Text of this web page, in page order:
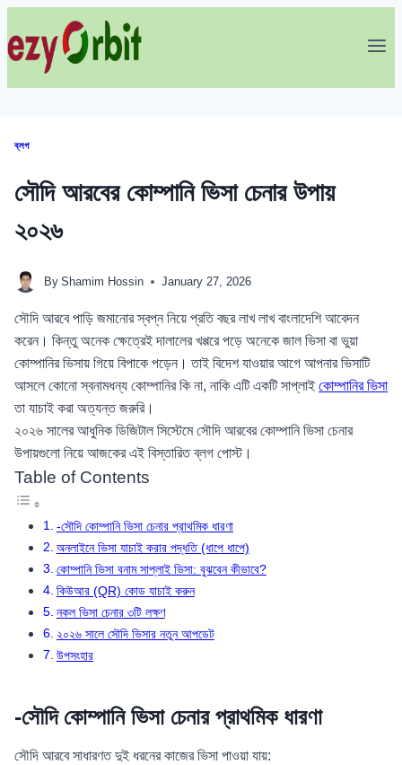
to
content
ব্লগ
সৌদি আরবের কোম্পানি ভিসা চেনার উপায়
২০২৬
By Shamim Hossin January 27, 2026
সৌদি আরবে পাড়ি জমানোর স্বপ্ন নিয়ে প্রতি বছর লাখ লাখ বাংলাদেশি আবেদন
করেন। কিন্তু অনেক ক্ষেত্রেই দালালের খপ্পরে পড়ে অনেকে জাল ভিসা বা ভুয়া
কোম্পানির ভিসায় গিয়ে বিপাকে পড়েন। তাই বিদেশ যাওয়ার আগে আপনার ভিসাটি
আসলে কোনো স্বনামধন্য কোম্পানির কি না, নাকি এটি একটি সাপ্লাই কোম্পানির ভিসা
তা যাচাই করা অত্যন্ত জরুরি।
২০২৬ সালের আধুনিক ডিজিটাল সিস্টেমে সৌদি আরবের কোম্পানি ভিসা চেনার
উপায়গুলো নিয়ে আজকের এই বিস্তারিত ব্লগ পোস্ট।
Table of Contents
-সৌদি কোম্পানি ভিসা চেনার প্রাথমিক ধারণা
অনলাইনে ভিসা যাচাই করার পদ্ধতি (ধাপে ধাপে)
কোম্পানি ভিসা বনাম সাপ্লাই ভিসা: বুঝবেন কীভাবে?
কিউআর (QR) কোড যাচাই করুন
নকল ভিসা চেনার ৩টি লক্ষণ
২০২৬ সালে সৌদি ভিসার নতুন আপডেট
উপসংহার
-সৌদি কোম্পানি ভিসা চেনার প্রাথমিক ধারণা
সৌদি আরবে সাধারণত দুই ধরনের কাজের ভিসা পাওয়া যায়: